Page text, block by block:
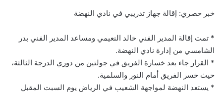
خبر حصري: إقالة جهاز تدريبي في نادي النهضة
* تمت إقالة المدير الفني خالد النعيمي ومساعد المدير الفني بدر
الشامسي من إدارة نادي النهضة.
* القرار جاء بعد خسارة الفريق في جولتين من دوري الدرجة الثالثة،
حيث خسر الفريق أمام النور والسلمية.
* يستعد النهضة لمواجهة الشعيب في الرياض يوم السبت المقبل